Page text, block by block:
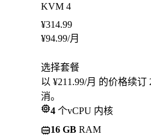
KVM 4
¥314.99
¥94.99/月
选择套餐
以 ¥211.99/月 的价格续订
消。
4 个vCPU 内核
16 GB RAM